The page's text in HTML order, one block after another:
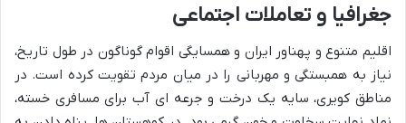
جغرافیا و تعاملات اجتماعی
اقلیم متنوع و پهناور ایران و همسایگی اقوام گوناگون در طول تاریخ،
نیاز به همبستگی و مهربانی را در میان مردم تقویت کرده است. در
مناطق کویری، سایه یک درخت و جرعه ای آب برای مسافری خسته،